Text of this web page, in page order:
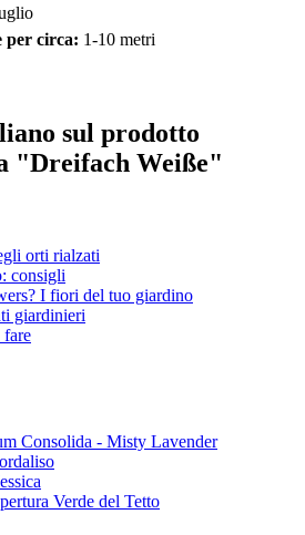
per circa: 1-10 metri
sul prodotto
"Dreifach Weiße"
orti rialzati
consigli
I fiori del tuo giardino
giardinieri
fare
Consolida - Misty Lavender
Verde del Tetto